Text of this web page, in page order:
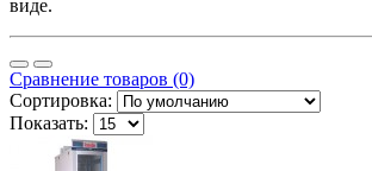
виде.
Сравнение товаров (0)
Сортировка:
Показать: